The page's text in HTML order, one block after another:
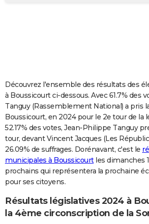
Carte de Noël
Carte Bonne année
Carte Saint-Valentin
Carte Pâques
Carte d'anniversaire
DICTIONNAIRE
Dictionnaire
Biographies
Citations
Expressions
Proverbes
PROGRAMME TV
COPAINS D'AVANT
S'inscrire
Se connecter
Lycées
Collèges
Primaires
Universités
Entreprises
Service militaire
Avis de recherche
AVIS DE DÉCÈS
FORUM
Découvrez l'ensemble des résultats des
à Boussicourt ci-dessous. Avec 61.7% des
Tanguy (Rassemblement National) a pris
Boussicourt, en 2024 pour le 2e tour de la
52.17% des votes, Jean-Philippe Tanguy
tour, devant Vincent Jacques (Les
26.09% de suffrages. Dorénavant, c'est le
municipales à Boussicourtles dimanches
prochains qui représentera la prochaine
pour ses citoyens.
Résultats législatives 2024 à
la 4ème circonscription de la